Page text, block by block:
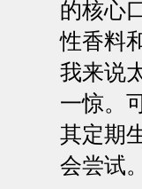
的核心
性香料
我来说
一惊。
其定期
会尝试。